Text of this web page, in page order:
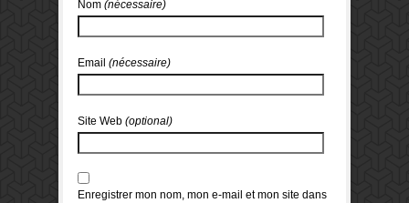
Nom (nécessaire)
Email (nécessaire)
Site Web (optional)
Enregistrer mon nom, mon e-mail et mon site dans